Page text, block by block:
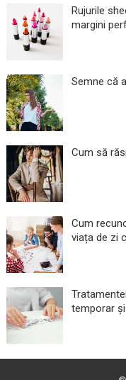
Rujurile
margini
Semne că
Cum să
Cum
viața de zi
temporar